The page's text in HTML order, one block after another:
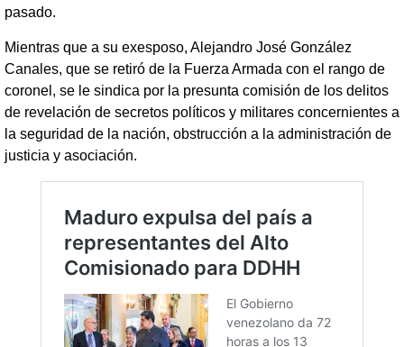
pasado.
Mientras que a su exesposo, Alejandro José González
Canales, que se retiró de la Fuerza Armada con el rango de
coronel, se le sindica por la presunta comisión de los delitos
de revelación de secretos políticos y militares concernientes a
la seguridad de la nación, obstrucción a la administración de
justicia y asociación.